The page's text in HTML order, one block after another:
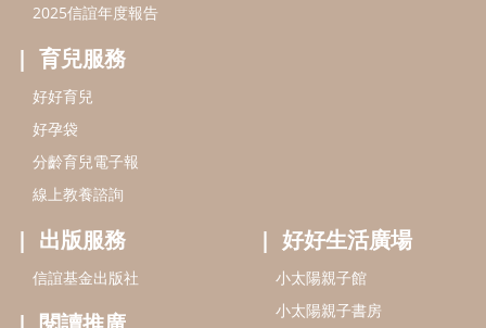
2025信誼年度報告
育兒服務
好好育兒
好孕袋
分齡育兒電子報
線上教養諮詢
出版服務
信誼基金出版社
好好生活廣場
小太陽親子館
小太陽親子書房